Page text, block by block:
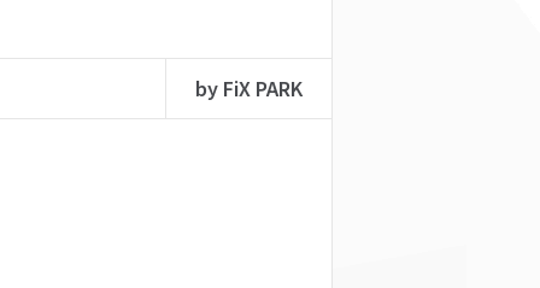
by FiX PARK